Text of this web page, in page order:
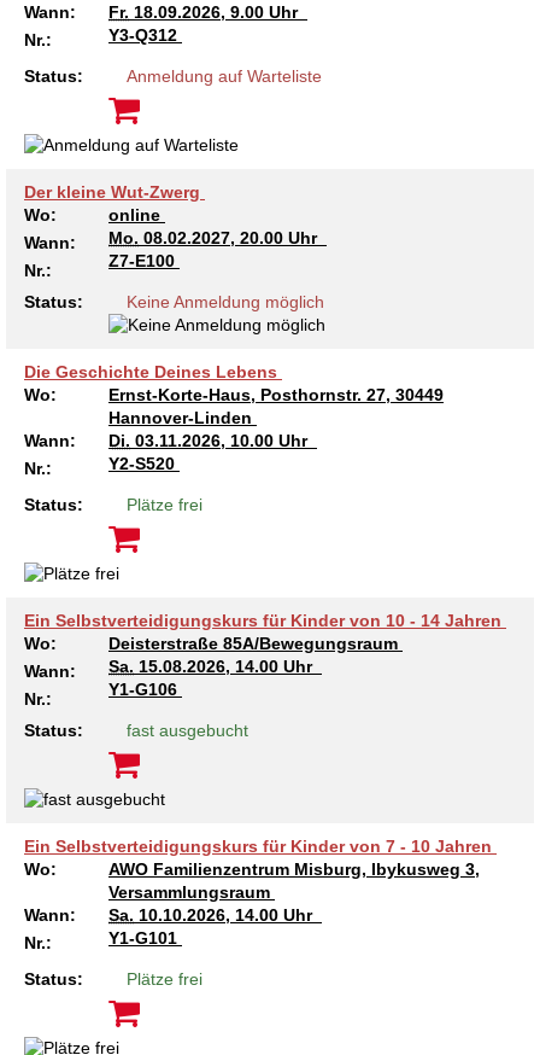
Wann:
Fr. 18.09.2026, 9.00 Uhr
Nr.:
Y3-Q312
Status: Anmeldung auf Warteliste
Der kleine Wut-Zwerg
Wo:
online
Wann:
Mo. 08.02.2027, 20.00 Uhr
Nr.:
Z7-E100
Status: Keine Anmeldung möglich
Die Geschichte Deines Lebens
Wo:
Ernst-Korte-Haus, Posthornstr. 27, 30449
Hannover-Linden
Wann:
Di. 03.11.2026, 10.00 Uhr
Nr.:
Y2-S520
Status: Plätze frei
Ein Selbstverteidigungskurs für Kinder von 10 - 14 Jahren
Wo:
Deisterstraße 85A/Bewegungsraum
Wann:
Sa. 15.08.2026, 14.00 Uhr
Nr.:
Y1-G106
Status: fast ausgebucht
Ein Selbstverteidigungskurs für Kinder von 7 - 10 Jahren
Wo:
AWO Familienzentrum Misburg, Ibykusweg 3,
Versammlungsraum
Wann:
Sa. 10.10.2026, 14.00 Uhr
Nr.:
Y1-G101
Status: Plätze frei